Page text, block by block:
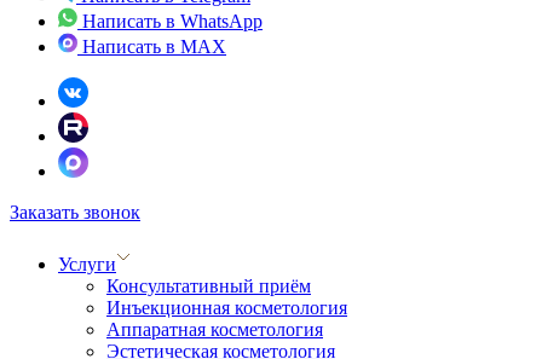
Написать в WhatsApp
Написать в MAX
Заказать звонок
Услуги
Консультативный приём
Инъекционная косметология
Аппаратная косметология
Эстетическая косметология